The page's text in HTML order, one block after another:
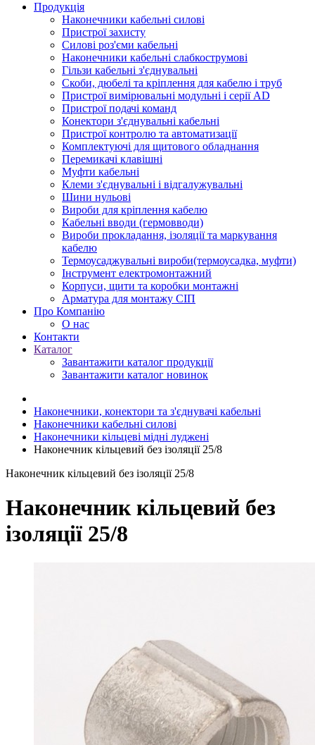
Продукція
Наконечники кабельні силові
Пристрої захисту
Силові роз'єми кабельні
Наконечники кабельні слабкострумові
Гільзи кабельні з'єднувальні
Скоби, дюбелі та кріплення для кабелю і труб
Пристрої вимірювальні модульні і серії AD
Пристрої подачі команд
Конектори з'єднувальні кабельні
Пристрої контролю та автоматизації
Комплектуючі для щитового обладнання
Перемикачі клавішні
Муфти кабельні
Клеми з'єднувальні і відгалужувальні
Шини нульові
Вироби для кріплення кабелю
Кабельні вводи (гермовводи)
Вироби прокладання, iзоляції та маркування
кабелю
Термоусаджувальні вироби(термоусадка, муфти)
Інструмент електромонтажний
Корпуси, щити та коробки монтажні
Арматура для монтажу СІП
Про Компанію
О нас
Контакти
Каталог
Завантажити каталог продукції
Завантажити каталог новинок
Наконечники, конектори та з'єднувачі кабельні
Наконечники кабельні силові
Наконечники кільцеві мідні луджені
Наконечник кільцевий без ізоляції 25/8
Наконечник кільцевий без ізоляції 25/8
Наконечник кільцевий без
ізоляції 25/8